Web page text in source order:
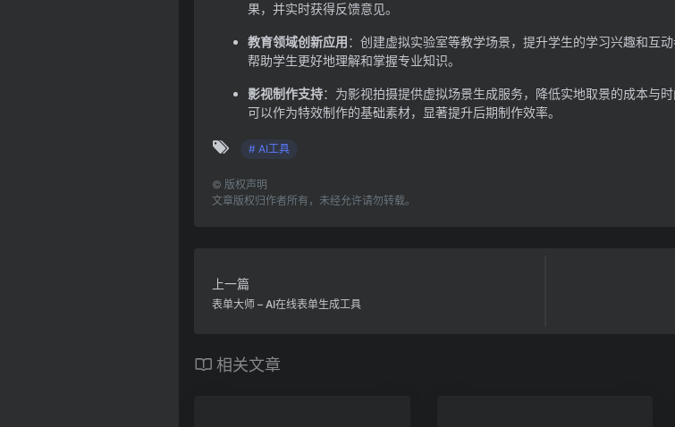
果，并实时获得反馈意见。
教育领域创新应用：创建虚拟实验室等教学场景，提升学生的学习兴趣和互
帮助学生更好地理解和掌握专业知识。
影视制作支持：为影视拍摄提供虚拟场景生成服务，降低实地取景的成本与
可以作为特效制作的基础素材，显著提升后期制作效率。
# AI工具
© 版权声明
文章版权归作者所有，未经允许请勿转载。
上一篇
表单大师 – AI在线表单生成工具
相关文章